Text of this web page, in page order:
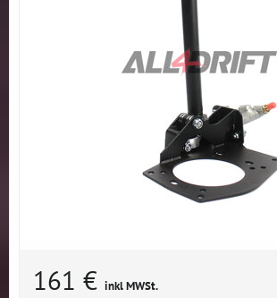
161 € inkl MWSt.